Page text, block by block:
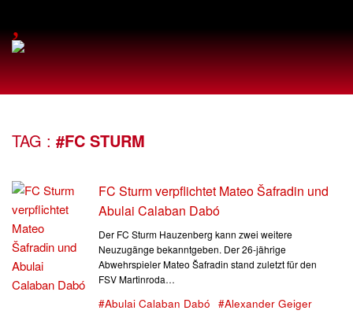
,
TAG : #FC STURM
FC Sturm verpflichtet Mateo Šafradin und
Abulai Calaban Dabó
Der FC Sturm Hauzenberg kann zwei weitere
Neuzugänge bekanntgeben. Der 26-jährige
Abwehrspieler Mateo Šafradin stand zuletzt für den
FSV Martinroda…
#Abulai Calaban Dabó #Alexander Geiger